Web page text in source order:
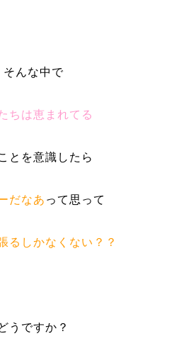
そんな中で
ちは恵まれてる
とを意識したら
だなあ って思って
るしかなくない？？
うですか？